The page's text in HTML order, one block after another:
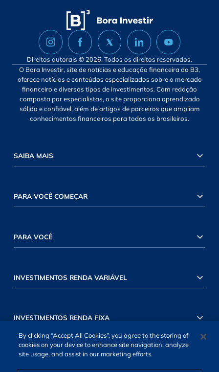
Direitos autorais © 2026. Todos os direitos reservados.
O Bora Investir, site de notícias e educação financeira da B3,
oferece notícias e conteúdos especializados sobre o mercado
financeiro e diversos tipos de investimentos. Com redação
composta por especialistas, o site proporciona aprendizado
sólido e confiável, além de artigos de parceiros que ampliam
conhecimentos financeiros para todos os brasileiros.
SAIBA MAIS
PARA VOCÊ COMEÇAR
PARA VOCÊ
INVESTIMENTOS RENDA VARIÁVEL
INVESTIMENTOS RENDA FIXA
By clicking “Accept All Cookies”, you agree to the storing of
cookies on your device to enhance site navigation, analyze
site usage, and assist in our marketing efforts.